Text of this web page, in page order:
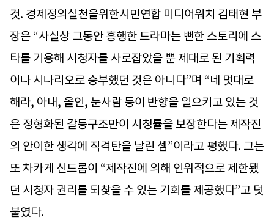
것. 경제정의실천을위한시민연합 미디어워치 김태현 부
장은 “사실상 그동안 흥행한 드라마는 뻔한 스토리에 스
타를 기용해 시청자를 사로잡았을 뿐 제대로 된 기획력
이나 시나리오로 승부했던 것은 아니다”며 “네 멋대로
해라, 아내, 올인, 눈사람 등이 반향을 일으키고 있는 것
은 정형화된 갈등구조만이 시청률을 보장한다는 제작진
의 안이한 생각에 직격탄을 날린 셈”이라고 평했다. 그는
또 차카게 신드롬이 “제작진에 의해 인위적으로 제한됐
던 시청자 권리를 되찾을 수 있는 기회를 제공했다”고 덧
붙였다.